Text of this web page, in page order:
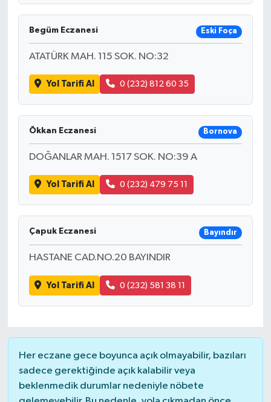
Begüm Eczanesi Eski Foça
ATATÜRK MAH. 115 SOK. NO:32
Yol Tarifi Al 0 (232) 812 60 35
Ökkan Eczanesi Bornova
DOĞANLAR MAH. 1517 SOK. NO:39 A
Yol Tarifi Al 0 (232) 479 75 11
Çapuk Eczanesi Bayındır
HASTANE CAD.NO.20 BAYINDIR
Yol Tarifi Al 0 (232) 581 38 11
Her eczane gece boyunca açık olmayabilir, bazıları
sadece gerektiğinde açık kalabilir veya
beklenmedik durumlar nedeniyle nöbete